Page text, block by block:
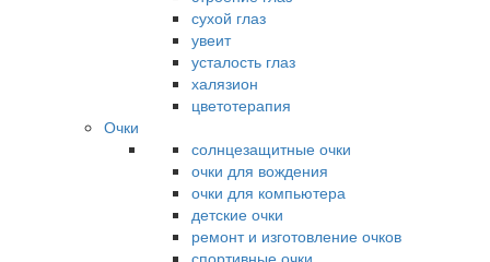
сухой глаз
увеит
усталость глаз
халязион
цветотерапия
Очки
солнцезащитные очки
очки для вождения
очки для компьютера
детские очки
ремонт и изготовление очков